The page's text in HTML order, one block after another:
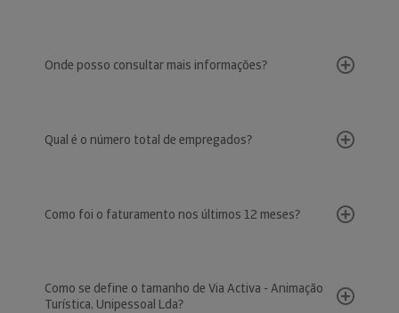
Onde posso consultar mais informações?
Qual é o número total de empregados?
Como foi o faturamento nos últimos 12 meses?
Como se define o tamanho de Via Activa - Animação
Turística, Unipessoal Lda?